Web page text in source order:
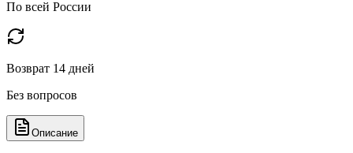
По всей России
Возврат 14 дней
Без вопросов
Описание